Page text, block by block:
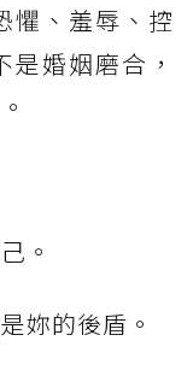
懼、羞辱、控
婚姻磨合，
。
妳的後盾。